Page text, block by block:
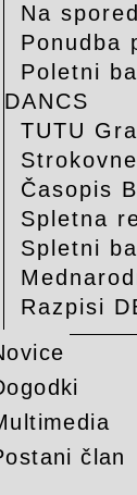
Na
Ponudba
Poletni
DANCS
TUTU
Časopis
Spletna
Spletni
Razpisi
član